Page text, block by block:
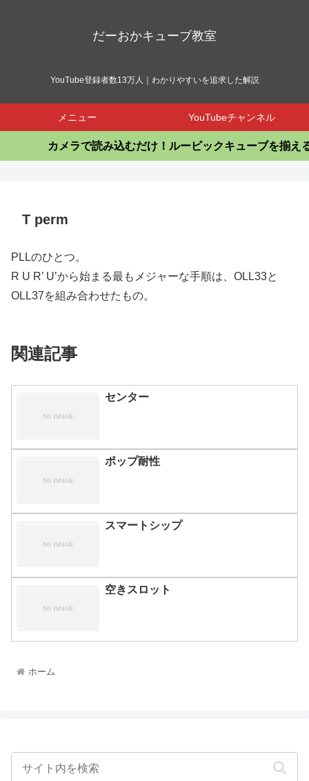
だーおかキューブ教室
YouTube登録者数13万人｜わかりやすいを追求した解説
メニュー YouTubeチャンネル
カメラで読み込むだけ！ルービックキューブを揃える
T perm
PLLのひとつ。
R U R’ U’から始まる最もメジャーな手順は、OLL33と
OLL37を組み合わせたもの。
関連記事
センター
ポップ耐性
スマートシップ
空きスロット
ホーム